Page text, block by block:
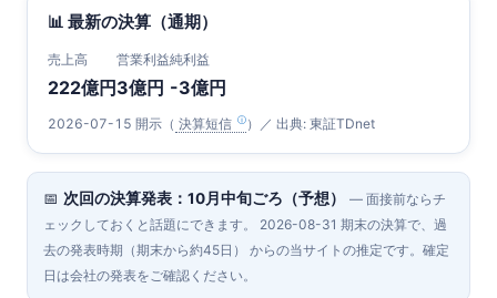
📊 最新の決算（通期）
売上高
222億円
営業利益
3億円
純利益
-3億円
2026-07-15 開示（ 決算短信 ）／ 出典: 東証TDnet
📅 次回の決算発表：10月中旬ごろ（予想）
— 面接前ならチ
ェックしておくと話題にできます。 2026-08-31 期末の決算で、過
去の発表時期（期末から約45日） からの当サイトの推定です。確定
日は会社の発表をご確認ください。